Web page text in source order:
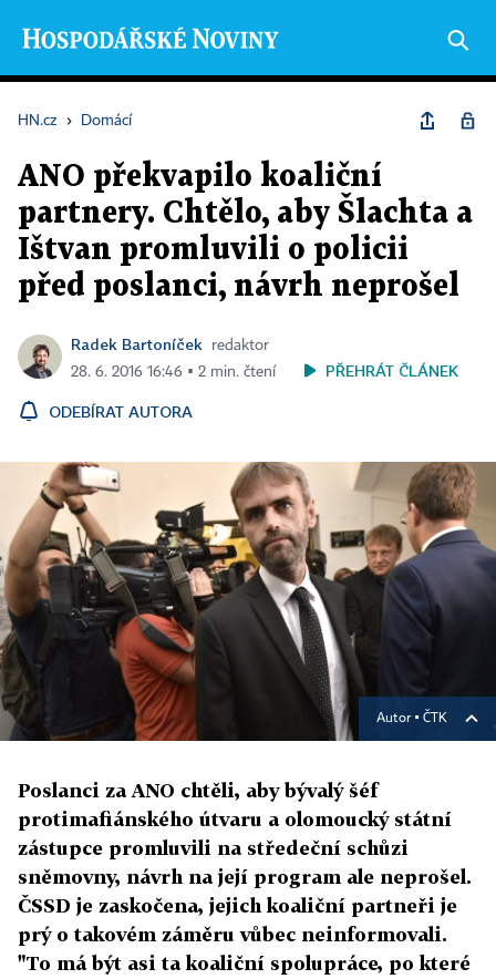
HN.cz › Domácí
ANO překvapilo koaliční
partnery. Chtělo, aby Šlachta a
Ištvan promluvili o policii
před poslanci, návrh neprošel
Radek Bartoníček
redaktor
28. 6. 2016 16:46 ▪ 2 min. čtení
PŘEHRÁT ČLÁNEK
ODEBÍRAT AUTORA
Autor ▪ ČTK
Poslanci za ANO chtěli, aby bývalý šéf
protimafiánského útvaru a olomoucký státní
zástupce promluvili na středeční schůzi
sněmovny, návrh na její program ale neprošel.
ČSSD je zaskočena, jejich koaliční partneři je
prý o takovém záměru vůbec neinformovali.
"To má být asi ta koaliční spolupráce, po které